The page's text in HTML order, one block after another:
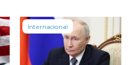
Internacional